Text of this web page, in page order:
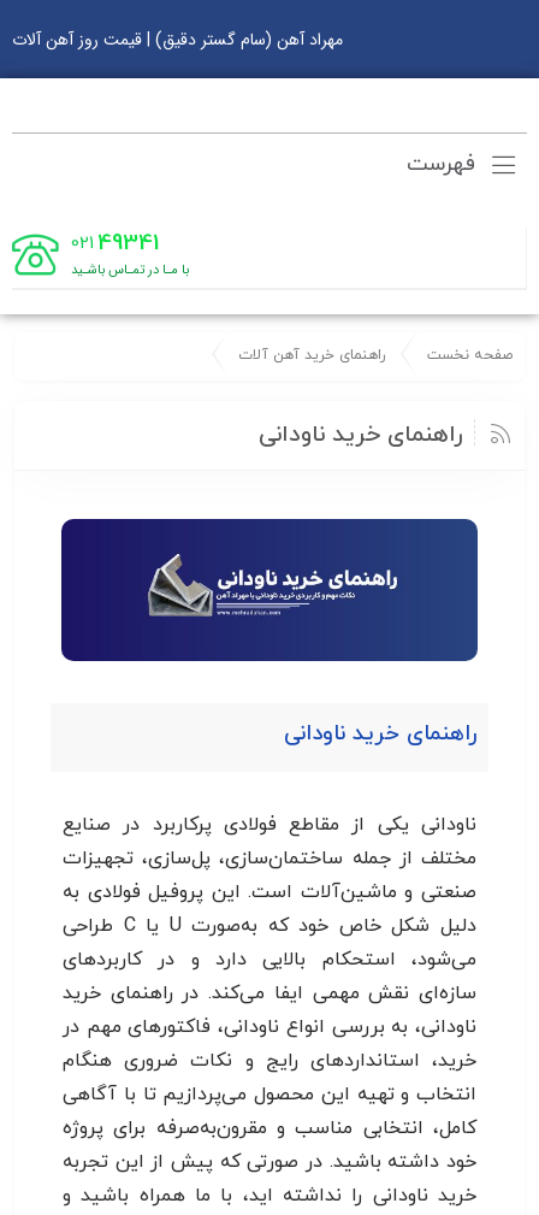
مهراد آهن (سام گستر دقیق) | قیمت روز آهن آلات
فهرست
49341
021
با مـا در تمـاس باشـید
صفحه نخست راهنمای خرید آهن آلات
راهنمای خرید ناودانی
راهنمای خرید ناودانی
ناودانی یکی از مقاطع فولادی پرکاربرد در صنایع
مختلف از جمله ساختمان‌سازی، پل‌سازی، تجهیزات
صنعتی و ماشین‌آلات است. این پروفیل فولادی به
دلیل شکل خاص خود که به‌صورت U یا C طراحی
می‌شود، استحکام بالایی دارد و در کاربردهای
سازه‌ای نقش مهمی ایفا می‌کند. در راهنمای خرید
ناودانی، به بررسی انواع ناودانی، فاکتورهای مهم در
خرید، استانداردهای رایج و نکات ضروری هنگام
انتخاب و تهیه این محصول می‌پردازیم تا با آگاهی
کامل، انتخابی مناسب و مقرون‌به‌صرفه برای پروژه
خود داشته باشید. در صورتی که پیش از این تجربه
خرید ناودانی را نداشته اید، با ما همراه باشید و